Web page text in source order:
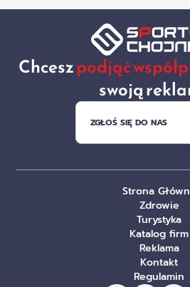
Chceszpodjąć
swoją
ZGŁOŚ SIĘ DO NAS
Strona
Zdrowie
Turystyka
Katalog firm
Reklama
Kontakt
Regulamin